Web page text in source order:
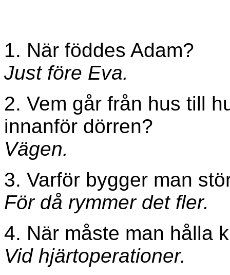
1. När föddes Adam?
Just före Eva.
2. Vem går från hus till
innanför dörren?
Vägen.
3. Varför bygger man
För då rymmer det fler.
4. När måste man hålla
Vid hjärtoperationer.